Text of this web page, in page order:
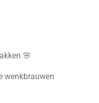
🌸
wenkbrauwen